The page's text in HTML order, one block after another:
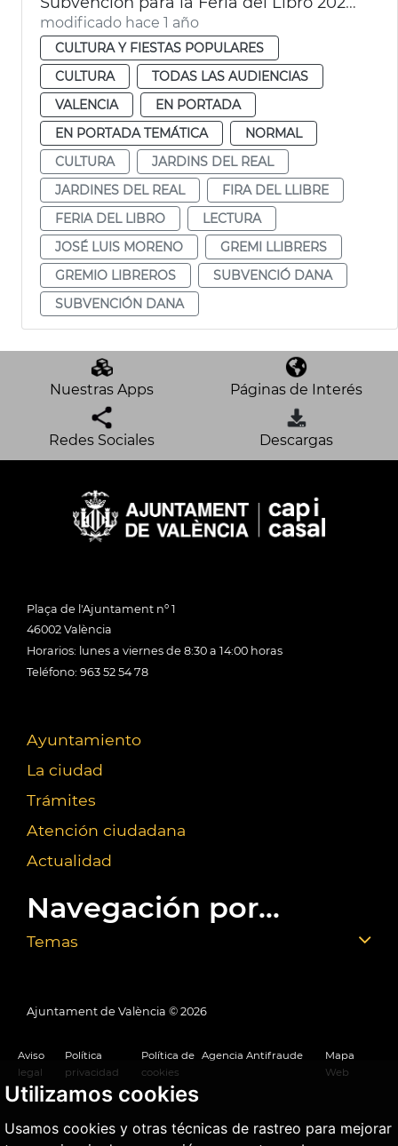
Utilizamos cookies
Usamos cookies y otras técnicas de rastreo para mejorar
modificado hace 1 año
CULTURA Y FIESTAS POPULARES
CULTURA
TODAS LAS AUDIENCIAS
VALENCIA
EN PORTADA
EN PORTADA TEMÁTICA
NORMAL
CULTURA
JARDINS DEL REAL
JARDINES DEL REAL
FIRA DEL LLIBRE
FERIA DEL LIBRO
LECTURA
JOSÉ LUIS MORENO
GREMI LLIBRERS
GREMIO LIBREROS
SUBVENCIÓ DANA
SUBVENCIÓN DANA
Nuestras Apps Páginas de Interés
Redes Sociales Descargas
Plaça de l'Ajuntament nº 1
46002 València
Horarios: lunes a viernes de 8:30 a 14:00 horas
Teléfono: 963 52 54 78
Ayuntamiento
La ciudad
Trámites
Atención ciudadana
Actualidad
Navegación por...
Temas
Ajuntament de València © 2026
Aviso
legal
Política
privacidad
Política de
cookies
Agencia Antifraude
Mapa
Web